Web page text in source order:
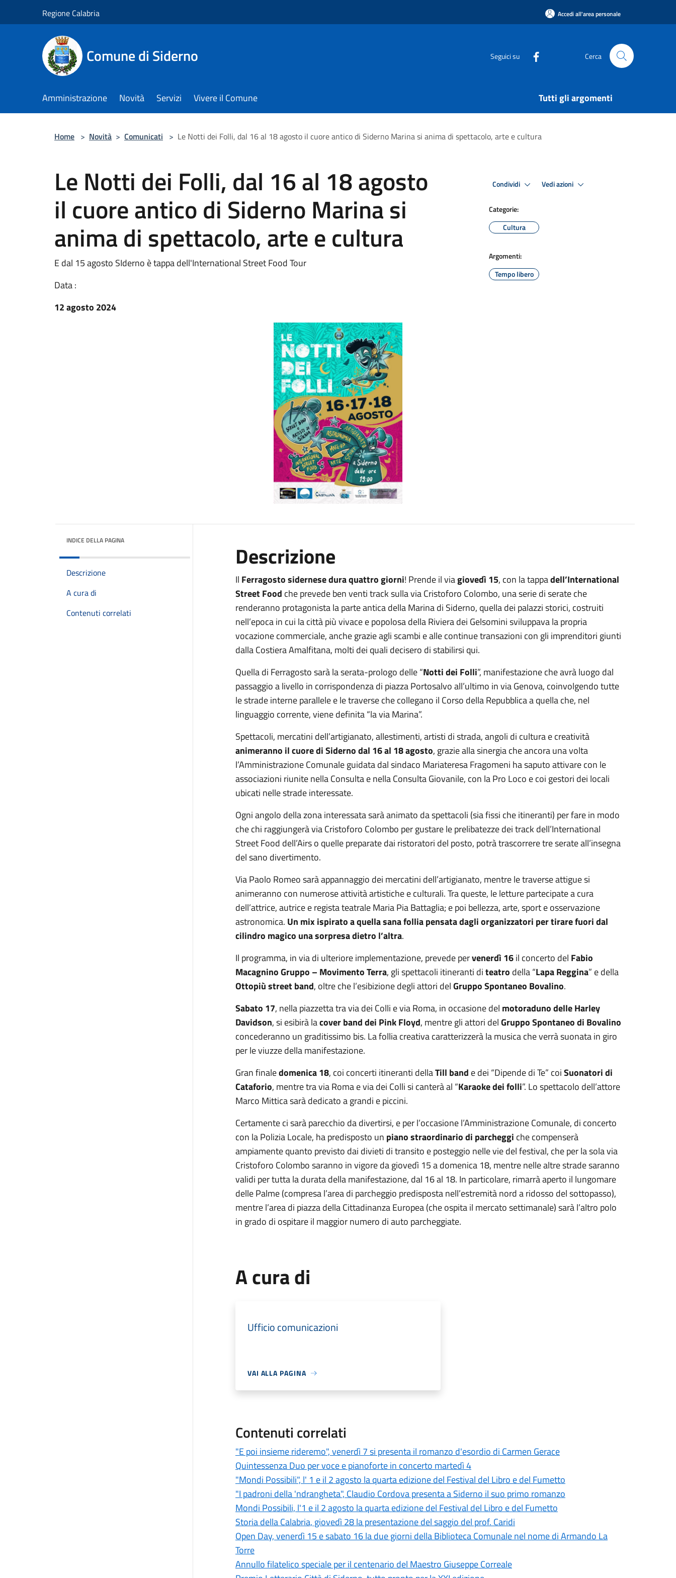
Regione Calabria Accedi all'area personale
Comune di Siderno Seguici su Cerca
Amministrazione Novità Servizi Vivere il Comune Tutti gli argomenti
Home > Novità > Comunicati > Le Notti dei Folli, dal 16 al 18 agosto il cuore antico di Siderno Marina si anima di spettacolo, arte e cultura
Le Notti dei Folli, dal 16 al 18 agosto
il cuore antico di Siderno Marina si
anima di spettacolo, arte e cultura
E dal 15 agosto SIderno è tappa dell'International Street Food Tour
Data :
12 agosto 2024
Condividi Vedi azioni
Categorie:
Cultura
Argomenti:
Tempo libero
INDICE DELLA PAGINA
Descrizione
A cura di
Contenuti correlati
Descrizione
Il Ferragosto sidernese dura quattro giorni! Prende il viagiovedì 15, con la tappadell’International
Street Food che prevede ben venti track sulla via Cristoforo Colombo, una serie di serate che
renderanno protagonista la parte antica della Marina di Siderno, quella dei palazzi storici, costruiti
nell’epoca in cui la città più vivace e popolosa della Riviera dei Gelsomini sviluppava la propria
vocazione commerciale, anche grazie agli scambi e alle continue transazioni con gli imprenditori giunti
dalla Costiera Amalfitana, molti dei quali decisero di stabilirsi qui.
Quella di Ferragosto sarà la serata-prologo delle “Notti dei Folli”, manifestazione che avrà luogo dal
passaggio a livello in corrispondenza di piazza Portosalvo all’ultimo in via Genova, coinvolgendo tutte
le strade interne parallele e le traverse che collegano il Corso della Repubblica a quella che, nel
linguaggio corrente, viene definita “la via Marina”.
Spettacoli, mercatini dell’artigianato, allestimenti, artisti di strada, angoli di cultura e creatività
animeranno il cuore di Siderno dal 16 al 18 agosto, grazie alla sinergia che ancora una volta
l’Amministrazione Comunale guidata dal sindaco Mariateresa Fragomeni ha saputo attivare con le
associazioni riunite nella Consulta e nella Consulta Giovanile, con la Pro Loco e coi gestori dei locali
ubicati nelle strade interessate.
Ogni angolo della zona interessata sarà animato da spettacoli (sia fissi che itineranti) per fare in modo
che chi raggiungerà via Cristoforo Colombo per gustare le prelibatezze dei track dell’International
Street Food dell’Airs o quelle preparate dai ristoratori del posto, potrà trascorrere tre serate all’insegna
del sano divertimento.
Via Paolo Romeo sarà appannaggio dei mercatini dell’artigianato, mentre le traverse attigue si
animeranno con numerose attività artistiche e culturali. Tra queste, le letture partecipate a cura
dell’attrice, autrice e regista teatrale Maria Pia Battaglia; e poi bellezza, arte, sport e osservazione
astronomica. Un mix ispirato a quella sana follia pensata dagli organizzatori per tirare fuori dal
cilindro magico una sorpresa dietro l’altra.
Il programma, in via di ulteriore implementazione, prevede pervenerdì 16il concerto del Fabio
Macagnino Gruppo – Movimento Terra, gli spettacoli itineranti diteatro della “Lapa Reggina” e della
Ottopiù street band, oltre che l’esibizione degli attori delGruppo Spontaneo Bovalino.
Sabato 17, nella piazzetta tra via dei Colli e via Roma, in occasione del motoraduno delle Harley
Davidson, si esibirà lacover band dei Pink Floyd, mentre gli attori delGruppo Spontaneo di Bovalino
concederanno un graditissimo bis. La follia creativa caratterizzerà la musica che verrà suonata in giro
per le viuzze della manifestazione.
Gran finaledomenica 18, coi concerti itineranti dellaTill band e dei “Dipende di Te” coiSuonatori di
Cataforio, mentre tra via Roma e via dei Colli si canterà al “Karaoke dei folli”. Lo spettacolo dell’attore
Marco Mittica sarà dedicato a grandi e piccini.
Certamente ci sarà parecchio da divertirsi, e per l’occasione l’Amministrazione Comunale, di concerto
con la Polizia Locale, ha predisposto un piano straordinario di parcheggi che compenserà
ampiamente quanto previsto dai divieti di transito e posteggio nelle vie del festival, che per la sola via
Cristoforo Colombo saranno in vigore da giovedì 15 a domenica 18, mentre nelle altre strade saranno
validi per tutta la durata della manifestazione, dal 16 al 18. In particolare, rimarrà aperto il lungomare
delle Palme (compresa l’area di parcheggio predisposta nell’estremità nord a ridosso del sottopasso),
mentre l’area di piazza della Cittadinanza Europea (che ospita il mercato settimanale) sarà l’altro polo
in grado di ospitare il maggior numero di auto parcheggiate.
A cura di
Ufficio comunicazioni
VAI ALLA PAGINA
Contenuti correlati
"E poi insieme rideremo", venerdì 7 si presenta il romanzo d'esordio di Carmen Gerace
Quintessenza Duo per voce e pianoforte in concerto martedì 4
"Mondi Possibili", l' 1 e il 2 agosto la quarta edizione del Festival del Libro e del Fumetto
"I padroni della 'ndrangheta", Claudio Cordova presenta a Siderno il suo primo romanzo
Mondi Possibili, l'1 e il 2 agosto la quarta edizione del Festival del Libro e del Fumetto
Storia della Calabria, giovedì 28 la presentazione del saggio del prof. Caridi
Open Day, venerdì 15 e sabato 16 la due giorni della Biblioteca Comunale nel nome di Armando La
Torre
Annullo filatelico speciale per il centenario del Maestro Giuseppe Correale